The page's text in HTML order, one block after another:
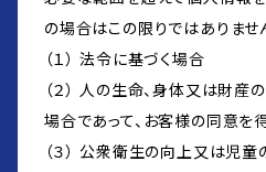
の場合はこの限りではありませ
（１） 法令に基づく場合
（２） 人の生命、身体又は財
場合であって、お客様の同意を
（３） 公衆衛生の向上又は児